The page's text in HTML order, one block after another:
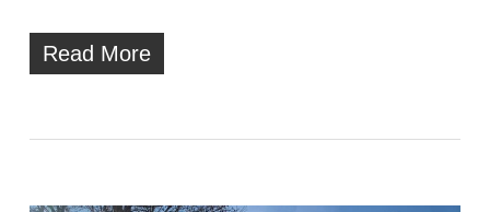
Read More